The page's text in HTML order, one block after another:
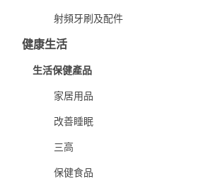
射頻牙刷及配件
健康生活
生活保健產品
家居用品
改善睡眠
三高
保健食品